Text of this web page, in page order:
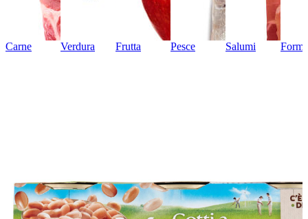
Carne Verdura Frutta Pesce Salumi